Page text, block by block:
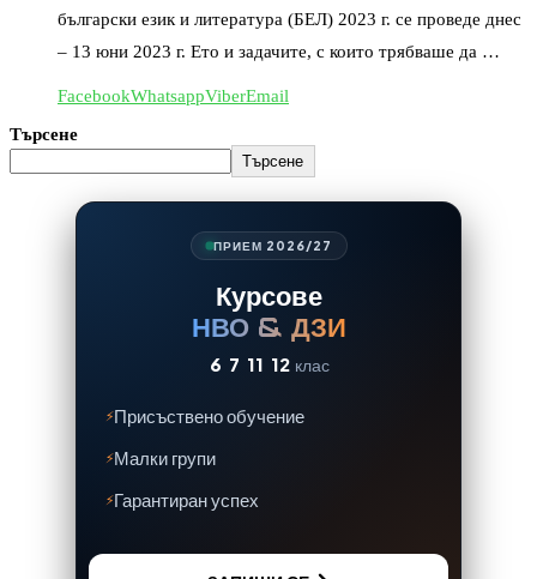
български език и литература (БЕЛ) 2023 г. се проведе днес
– 13 юни 2023 г. Ето и задачите, с които трябваше да …
FacebookWhatsappViberEmail
Търсене
Търсене
ПРИЕМ 2026/27
Курсове
НВО & ДЗИ
6 7 11 12 клас
Присъствено обучение
Малки групи
Гарантиран успех